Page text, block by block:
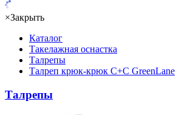
×Закрыть
Каталог
Такелажная оснастка
Талрепы
Талреп крюк-крюк C+C GreenLane
Талрепы